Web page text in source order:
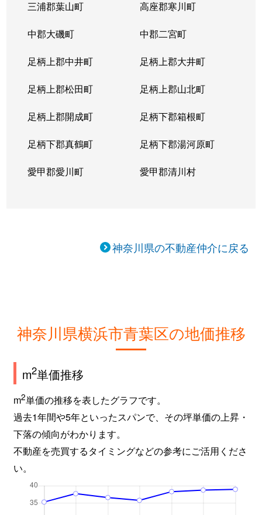
三浦郡葉山町 高座郡寒川町
中郡大磯町 中郡二宮町
足柄上郡中井町 足柄上郡大井町
足柄上郡松田町 足柄上郡山北町
足柄上郡開成町 足柄下郡箱根町
足柄下郡真鶴町 足柄下郡湯河原町
愛甲郡愛川町 愛甲郡清川村
神奈川県の不動産仲介に戻る
神奈川県横浜市青葉区の地価推移
m2単価推移
m2単価の推移を表したグラフです。
過去1年間や5年といったスパンで、その坪単価の上昇・
下落の傾向がわかります。
不動産を売買するタイミングなどの参考にご活用くださ
い。